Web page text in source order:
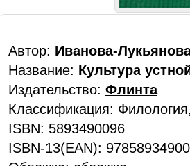
Автор: Иванова-
Название: Культура
Издательство: Флинта
Классификация:
ISBN: 5893490096
ISBN-13(EAN):